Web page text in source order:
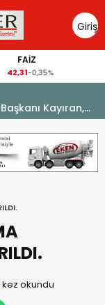
Giriş
Yap
FAİZ
42,31-0,35%
Kayıran,
kez okundu